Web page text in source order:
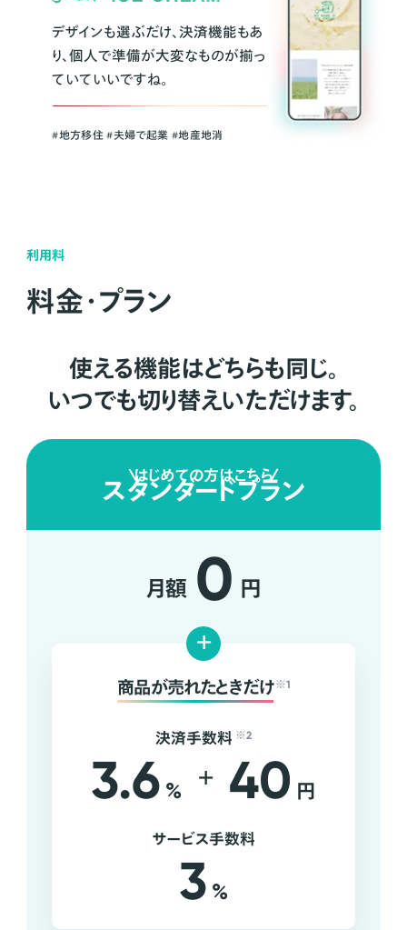
デザインも選ぶだけ、決済機能もあ
り、個人で準備が大変なものが揃っ
ていていいですね。
#地方移住 #夫婦で起業 #地産地消
利用料
料金・プラン
使える機能はどちらも同じ。
いつでも切り替えいただけます。
はじめての方はこちら
スタンダードプラン
月額 0 円
+
商品が売れたときだけ ※1
決済手数料 ※2
3.6 % + 40 円
サービス手数料
3 %